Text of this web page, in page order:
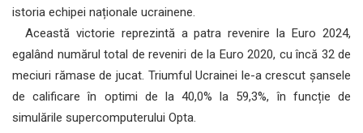
istoria echipei naționale ucrainene.
Această victorie reprezintă a patra revenire la Euro 2024,
egalând numărul total de reveniri de la Euro 2020, cu încă 32 de
meciuri rămase de jucat. Triumful Ucrainei le-a crescut șansele
de calificare în optimi de la 40,0% la 59,3%, în funcție de
simulările supercomputerului Opta.